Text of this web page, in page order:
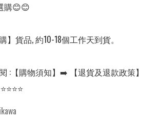
購😊😊
貨品, 約10-18個工作天到貨。
:【購物須知】➡️ 【退貨及退款政策】